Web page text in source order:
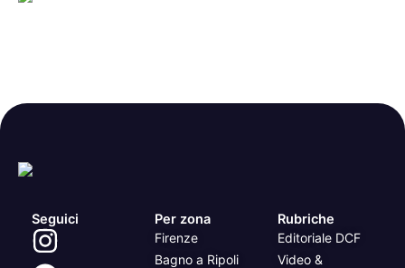
Seguici Per zona
Firenze
Bagno a Ripoli
Rubriche
Editoriale DCF
Video &